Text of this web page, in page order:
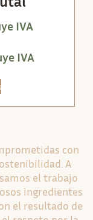
IVA
IVA
con
A
el trabajo
ingredientes
el resultado de